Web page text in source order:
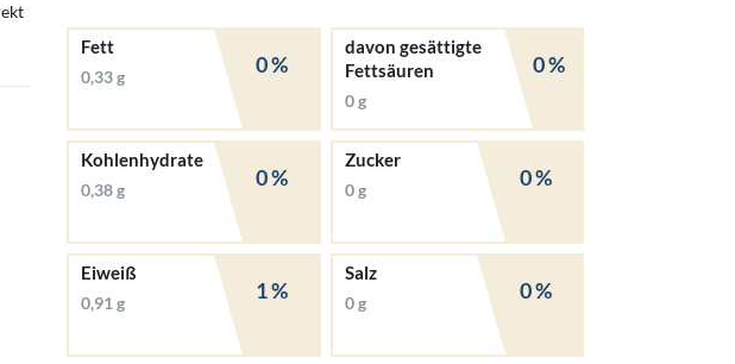
Fett
0,33 g 0 %
davon gesättigte
Fettsäuren
0 g
0 %
Kohlenhydrate
0,38 g 0 %
Zucker
0 g 0 %
Eiweiß
0,91 g 1 %
Salz
0 g 0 %